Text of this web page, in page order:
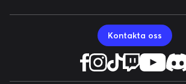
Kontakta oss